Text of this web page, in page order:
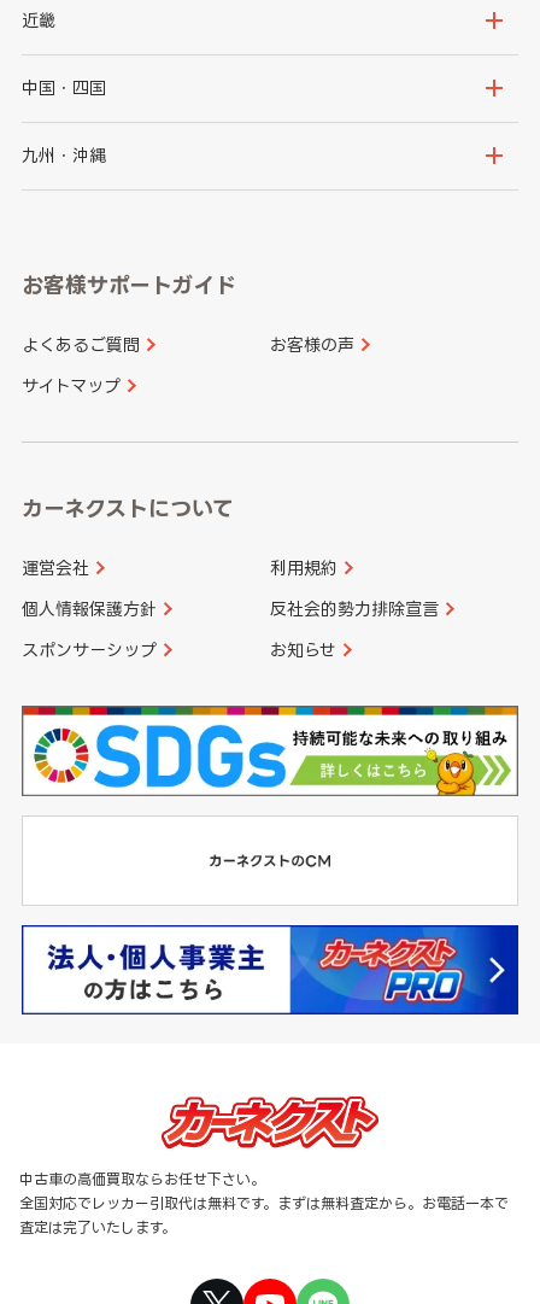
秋田県
群馬県
千葉県
新潟県
石川県
山梨県
愛知県
近畿
大阪府
京都府
和歌山県
中国・四国
鳥取県
山口県
香川県 愛媛県
九州・沖縄
長崎県
大分県 宮崎県
お客様サポートガイド
よくあるご質問 お客様の声
サイトマップ
カーネクストについて
運営会社 利用規約
個人情報保護方針 反社会的勢力排除宣言
スポンサーシップ お知らせ
中古車の高価買取ならお任せ下さい。
全国対応でレッカー引取代は無料です。まずは無料査定から。お電話一本で
査定は完了いたします。